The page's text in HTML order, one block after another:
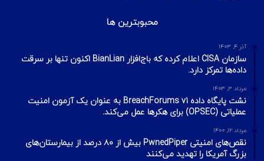
محبوبترین ها
آذر ۴, ۱۴۰۳
سازمان CISA اعلام کرده که باج‌افزار BianLian اکنون تنها بر سرقت
داده‌ها تمرکز دارد.
مرداد ۳, ۱۴۰۳
نشت پایگاه داده BreachForums v1 به عنوان یک آزمون امنیت
عملیاتی (OPSEC) برای هکرها عمل می‌کند.
مرداد ۱۲, ۱۴۰۰
نقص‌های امنیتی PwnedPiper بیش از ۸۰ درصد از بیمارستان‌های
بزرگ آمریکا را تهدید می‌کنند